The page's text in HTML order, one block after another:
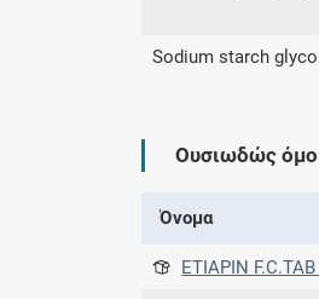
Sodium starch
Ουσιωδώς
Όνομα
ETIAPIN